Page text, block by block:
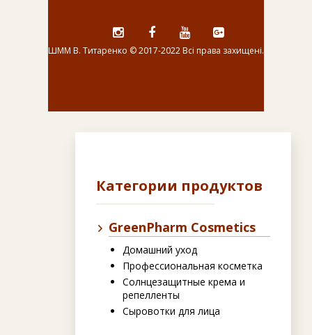
ШММ В. Титаренко © 2017-2022 Всі права захищені.
i
f
b
y
g
Категории продуктов
GreenPharm Cosmetics
Домашний уход
Профессиональная косметка
Солнцезащитные крема и
репелленты
Сыровотки для лица